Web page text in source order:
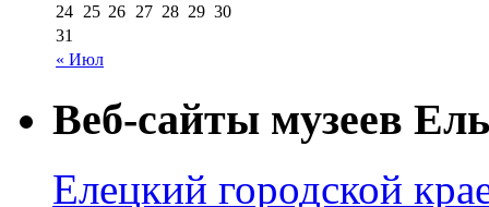
« Июл
24 25 26 27 28 29 30
31
Веб-сайты музеев
Елецкий городской